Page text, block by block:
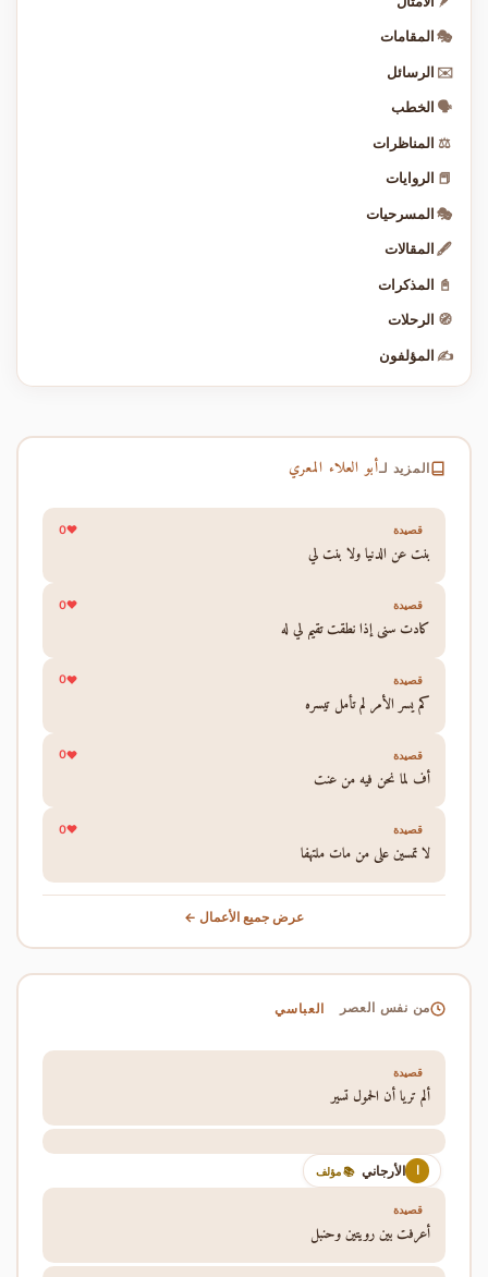
🎭 المقامات
✉️ الرسائل
🗣️ الخطب
⚖️ المناظرات
📕 الروايات
🎭 المسرحيات
🖋️ المقالات
📓 المذكرات
🧭 الرحلات
✍️ المؤلفون
المزيد لـأبو العلاء المعري
قصيدة 0
بنت عن الدنيا ولا بنت لي
قصيدة 0
كادت سني إذا نطقت تقيم لي له
قصيدة 0
كم يسر الأمر لم تأمل تيسره
قصيدة 0
أف لما نحن فيه من عنت
قصيدة 0
لا تمسين على من مات ملتهفا
عرض جميع الأعمال ←
من نفس العصر العباسي
قصيدة
ألم تريا أن الحمول تسير
ا الأرجاني 📚 مؤلف
قصيدة
أعرفت بين رويتين وحنبل